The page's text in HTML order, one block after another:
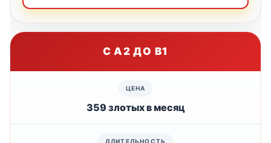
С A2 ДО B1
359 злотых в месяц